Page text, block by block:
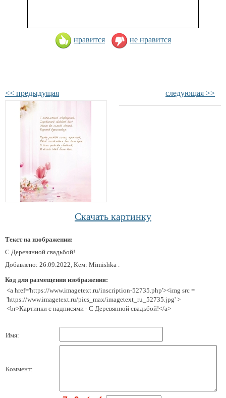
нравится не нравится
<< предыдущая следующая >>
Скачать картинку
Текст на изображении:
С Деревянной свадьбой!
Добавлено: 26.09.2022, Кем: Mimishka .
Код для размещения изображения:
<a href='https://www.imagetext.ru/inscription-52735.php'><img src =
'https://www.imagetext.ru/pics_max/imagetext_ru_52735.jpg' >
<br>Картинки с надписями - С Деревянной свадьбой!</a>
Имя:
Коммент: